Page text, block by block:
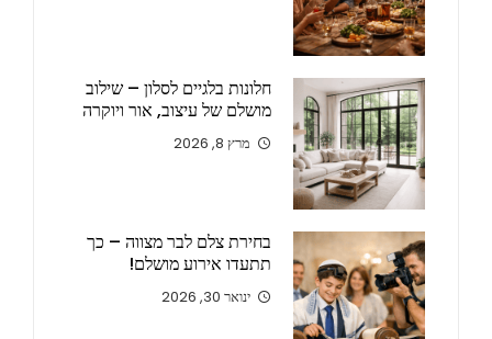
חלונות בלגיים לסלון – שילוב
מושלם של עיצוב, אור ויוקרה
מרץ 8, 2026
בחירת צלם לבר מצווה – כך
תתעדו אירוע מושלם!
ינואר 30, 2026